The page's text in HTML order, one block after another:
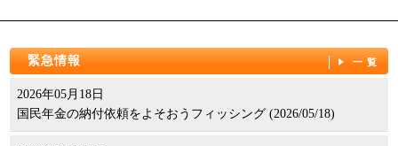
緊急情報 一覧
2026年05月18日
国民年金の納付依頼をよそおうフィッシング (2026/05/18)